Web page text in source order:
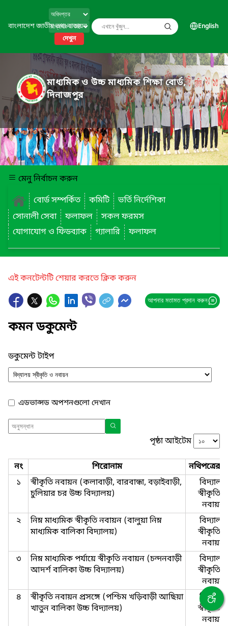
বাংলাদেশ জাতীয় তথ্য বাতায়ন
দেখুন
English
মাধ্যমিক ও উচ্চ মাধ্যমিক শিক্ষা বোর্ড,
দিনাজপুর
মেনু নির্বাচন করুন
বোর্ড সম্পর্কিত
কমিটি
ভর্তি নির্দেশিকা
সোনালী সেবা
ফলাফল
সকল ফরমস
যোগাযোগ ও ফিডব্যাক
গ্যালারি ফলাফল
এই কনটেন্টটি শেয়ার করতে ক্লিক করুন
আপনার মতামত প্রদান করুন
কমন ডকুমেন্ট
ডকুমেন্ট টাইপ
এডভান্সড অপশনগুলো দেখান
পৃষ্ঠা আইটেম
নং শিরোনাম
নথিপত্রের
১
স্বীকৃতি নবায়ন (কলাবাড়ী, বারবান্ধা, বড়াইবাড়ী,
চুলিয়ার চর উচ্চ বিদ্যালয়)
বিদ্যালয়
স্বীকৃতি ও
নবায়ন
২
নিম্ন মাধ্যমিক স্বীকৃতি নবায়ন (বালুয়া নিম্ন
মাধ্যমিক বালিকা বিদ্যালয়)
বিদ্যালয়
স্বীকৃতি ও
নবায়ন
৩
নিম্ন মাধ্যমিক পর্যায়ে স্বীকৃতি নবায়ন (চন্দনবাড়ী
আদর্শ বালিকা উচ্চ বিদ্যালয়)
বিদ্যালয়
স্বীকৃতি ও
নবায়ন
৪
স্বীকৃতি নবায়ন প্রসঙ্গে (পশ্চিম খড়িবাড়ী আছিয়া
খাতুন বালিকা উচ্চ বিদ্যালয়)
বিদ্যালয়
স্বীকৃতি ও
নবায়ন